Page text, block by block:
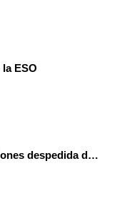
la ESO
Discursos y actuaciones despedida de 4º